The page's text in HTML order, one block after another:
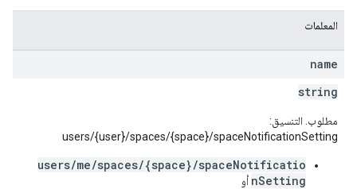
المعلمات
name
string
مطلوب. التنسيق:
users/{user}/spaces/{space}/spaceNotificationSetting
users/me/spaces/{space}/spaceNotificatio
nSetting أو